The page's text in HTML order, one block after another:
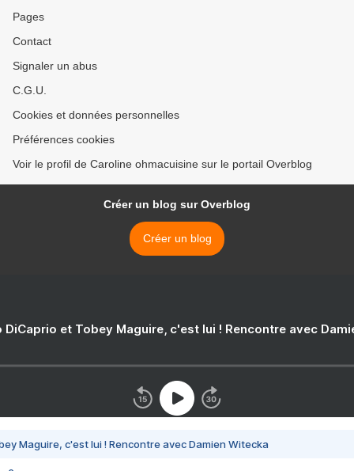
Pages
Contact
Signaler un abus
C.G.U.
Cookies et données personnelles
Préférences cookies
Voir le profil de Caroline ohmacuisine sur le portail Overblog
Créer un blog sur Overblog
Créer un blog
DiCaprio et Tobey Maguire, c'est lui ! Rencontre avec
Maguire, c'est lui ! Rencontre avec Damien Witecka